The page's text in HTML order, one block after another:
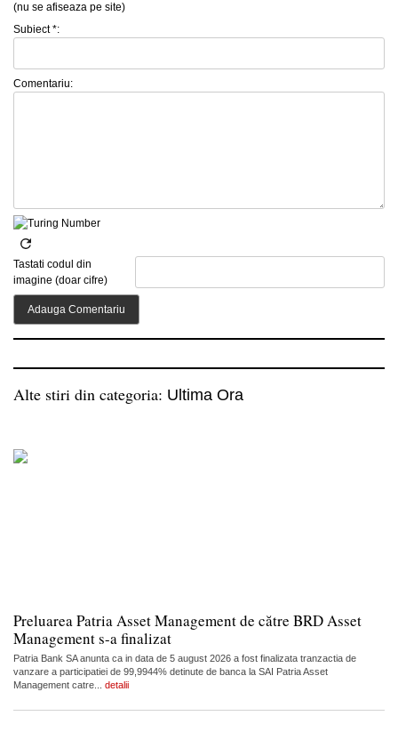
(nu se afiseaza pe site)
Subiect *:
Comentariu:
Tastati codul din
imagine (doar cifre)
Alte stiri din categoria: Ultima Ora
Preluarea Patria Asset Management de către BRD Asset
Management s-a finalizat
Patria Bank SA anunta ca in data de 5 august 2026 a fost finalizata tranzactia de
vanzare a participatiei de 99,9944% detinute de banca la SAI Patria Asset
Management catre... detalii